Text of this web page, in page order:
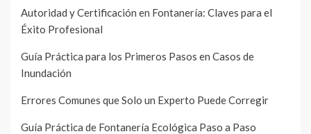
Autoridad y Certificación en Fontanería: Claves para el
Éxito Profesional
Guía Práctica para los Primeros Pasos en Casos de
Inundación
Errores Comunes que Solo un Experto Puede Corregir
Guía Práctica de Fontanería Ecológica Paso a Paso